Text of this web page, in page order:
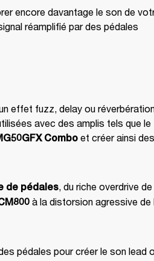
encore davantage le son de
réamplifié par des pédales
effet fuzz, delay ou
Combo et créer ainsi des
de pédales
pédales pour créer le son lead